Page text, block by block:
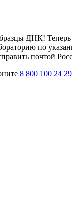
ДНК!
по
почтой
8 800 100 24 29